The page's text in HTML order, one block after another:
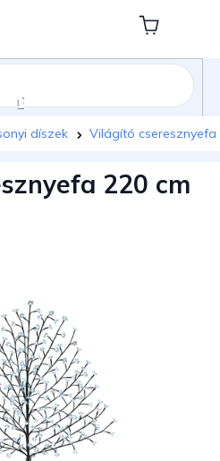
Kosár
díszek Világító
220 cm